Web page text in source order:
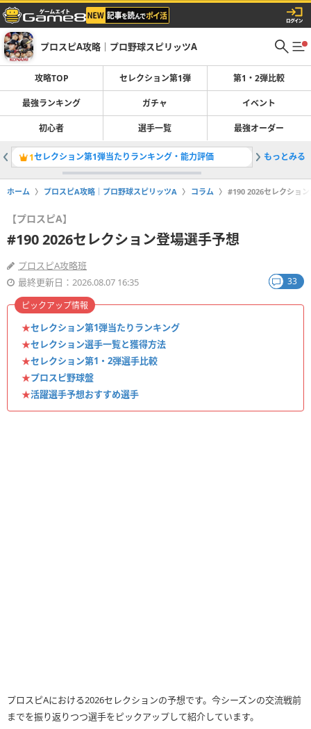
プロスピA攻略｜プロ野球スピリッツA
攻略TOP セレクション第1弾 第1・2弾比較
最強ランキング ガチャ イベント
初心者 選手一覧 最強オーダー
1セレクション第1弾当たりランキング・能力評価 2セレク
もっとみる
ホーム プロスピA攻略｜プロ野球スピリッツA コラム #190 2026セレクショ
【プロスピA】
#190 2026セレクション登場選手予想
プロスピA攻略班
最終更新日：2026.08.07 16:35
33
★セレクション第1弾当たりランキング
★セレクション選手一覧と獲得方法
★セレクション第1・2弾選手比較
★プロスピ野球盤
★活躍選手予想おすすめ選手
ピックアップ情報
プロスピAにおける2026セレクションの予想です。今シーズンの交流戦前
までを振り返りつつ選手をピックアップして紹介しています。